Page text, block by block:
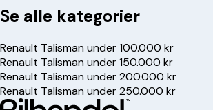
Se alle kategorier
Renault Talisman under 100.000 kr
Renault Talisman under 150.000 kr
Renault Talisman under 200.000 kr
Renault Talisman under 250.000 kr